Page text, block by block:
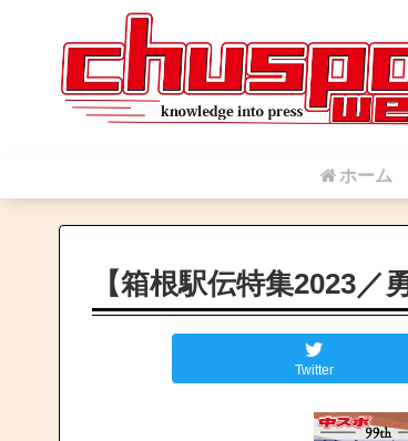
ホーム
【箱根駅伝特集2023／
Twitter